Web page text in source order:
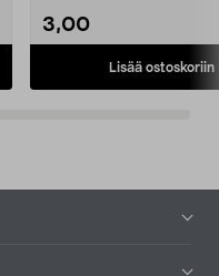
3,00
Lisää ostoskoriin